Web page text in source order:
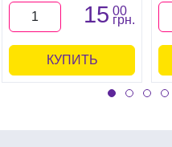
15 00
грн.
КУПИТЬ